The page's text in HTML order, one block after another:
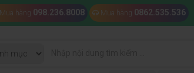
Mua hàng 098.236.8008 Mua hàng 0862.535.536